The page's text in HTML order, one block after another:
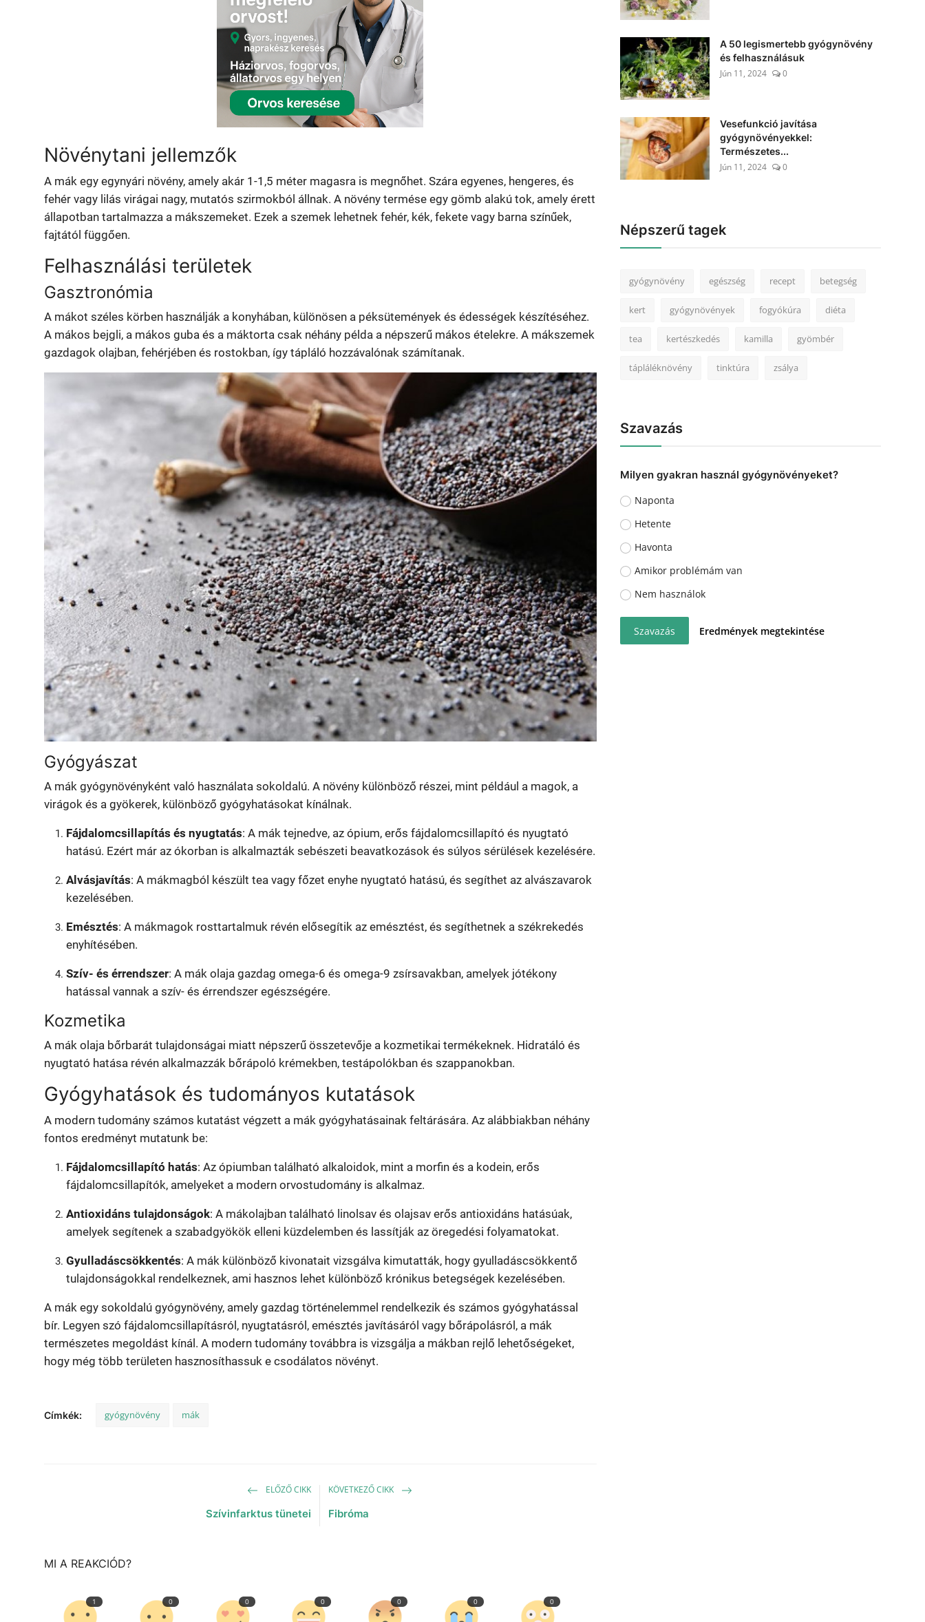
Növénytani jellemzők
A mák egy egynyári növény, amely akár 1-1,5 méter magasra is megnőhet. Szára egyenes, hengeres, és
fehér vagy lilás virágai nagy, mutatós szirmokból állnak. A növény termése egy gömb alakú tok, amely érett
állapotban tartalmazza a mákszemeket. Ezek a szemek lehetnek fehér, kék, fekete vagy barna színűek,
fajtától függően.
Felhasználási területek
Gasztronómia
A mákot széles körben használják a konyhában, különösen a péksütemények és édességek készítéséhez.
A mákos bejgli, a mákos guba és a máktorta csak néhány példa a népszerű mákos ételekre. A mákszemek
gazdagok olajban, fehérjében és rostokban, így tápláló hozzávalónak számítanak.
Gyógyászat
A mák gyógynövényként való használata sokoldalú. A növény különböző részei, mint például a magok, a
virágok és a gyökerek, különböző gyógyhatásokat kínálnak.
Fájdalomcsillapítás és nyugtatás: A mák tejnedve, az ópium, erős fájdalomcsillapító és nyugtató
hatású. Ezért már az ókorban is alkalmazták sebészeti beavatkozások és súlyos sérülések kezelésére.
Alvásjavítás: A mákmagból készült tea vagy főzet enyhe nyugtató hatású, és segíthet az alvászavarok
kezelésében.
Emésztés: A mákmagok rosttartalmuk révén elősegítik az emésztést, és segíthetnek a székrekedés
enyhítésében.
Szív- és érrendszer: A mák olaja gazdag omega-6 és omega-9 zsírsavakban, amelyek jótékony
hatással vannak a szív- és érrendszer egészségére.
Kozmetika
A mák olaja bőrbarát tulajdonságai miatt népszerű összetevője a kozmetikai termékeknek. Hidratáló és
nyugtató hatása révén alkalmazzák bőrápoló krémekben, testápolókban és szappanokban.
Gyógyhatások és tudományos kutatások
A modern tudomány számos kutatást végzett a mák gyógyhatásainak feltárására. Az alábbiakban néhány
fontos eredményt mutatunk be:
Fájdalomcsillapító hatás: Az ópiumban található alkaloidok, mint a morfin és a kodein, erős
fájdalomcsillapítók, amelyeket a modern orvostudomány is alkalmaz.
Antioxidáns tulajdonságok: A mákolajban található linolsav és olajsav erős antioxidáns hatásúak,
amelyek segítenek a szabadgyökök elleni küzdelemben és lassítják az öregedési folyamatokat.
Gyulladáscsökkentés: A mák különböző kivonatait vizsgálva kimutatták, hogy gyulladáscsökkentő
tulajdonságokkal rendelkeznek, ami hasznos lehet különböző krónikus betegségek kezelésében.
A mák egy sokoldalú gyógynövény, amely gazdag történelemmel rendelkezik és számos gyógyhatással
bír. Legyen szó fájdalomcsillapításról, nyugtatásról, emésztés javításáról vagy bőrápolásról, a mák
természetes megoldást kínál. A modern tudomány továbbra is vizsgálja a mákban rejlő lehetőségeket,
hogy még több területen hasznosíthassuk e csodálatos növényt.
Címkék: gyógynövény mák
ELŐZŐ CIKK
Szívinfarktus tünetei
KÖVETKEZŐ CIKK
Fibróma
MI A REAKCIÓD?
1 0 0 0 0 0 0
A 50 legismertebb gyógynövény
és felhasználásuk
Jún 11, 2024
0
Vesefunkció javítása
gyógynövényekkel:
Természetes...
Jún 11, 2024
0
Népszerű tagek
gyógynövény egészség recept betegség
kert gyógynövények fogyókúra diéta
tea kertészkedés kamilla gyömbér
tápláléknövény tinktúra zsálya
Szavazás
Milyen gyakran használ gyógynövényeket?
Naponta
Hetente
Havonta
Amikor problémám van
Nem használok
Szavazás Eredmények megtekintése